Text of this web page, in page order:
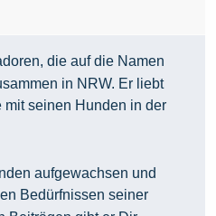
die auf die Namen
in NRW. Er liebt
seinen Hunden in der
aufgewachsen und
Bedürfnissen seiner